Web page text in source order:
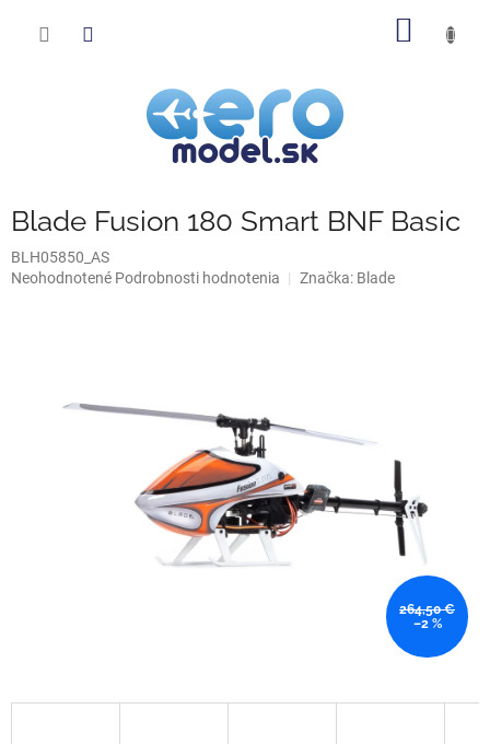
Blade Fusion 180 Smart BNF Basic
BLH05850_AS
Priemerné
Neohodnotené Podrobnosti hodnotenia Značka: Blade
264,50 €
–2 %